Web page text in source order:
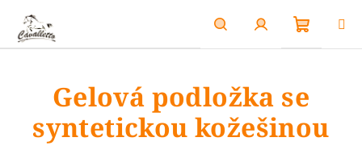
obsah
HledatPřihlášení
košík
Gelová podložka se
syntetickou kožešinou